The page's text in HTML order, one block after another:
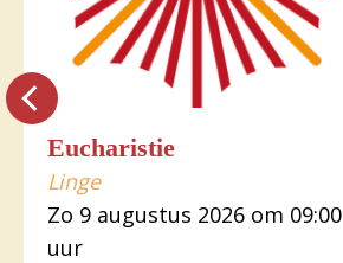
Eucharistie
Linge
Zo 9 augustus 2026 om 09:00
uur